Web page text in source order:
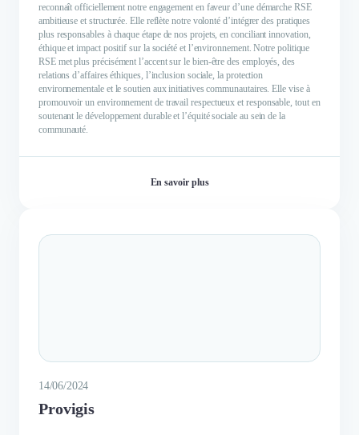
reconnaît officiellement notre engagement en faveur d’une démarche RSE
ambitieuse et structurée. Elle reflète notre volonté d’intégrer des pratiques
plus responsables à chaque étape de nos projets, en conciliant innovation,
éthique et impact positif sur la société et l’environnement. Notre politique
RSE met plus précisément l’accent sur le bien-être des employés, des
relations d’affaires éthiques, l’inclusion sociale, la protection
environnementale et le soutien aux initiatives communautaires. Elle vise à
promouvoir un environnement de travail respectueux et responsable, tout en
soutenant le développement durable et l’équité sociale au sein de la
communauté.
En savoir plus
14/06/2024
Provigis